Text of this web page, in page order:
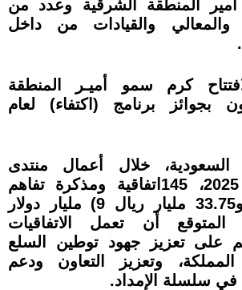
أمير المنطقة الشرقية وعدد من
والقيادات من داخل
كرم سمو أميـر المنطقة
بجوائز برنامج (اكتفاء) لعام
خلال أعمال منتدى
ومعرض اكتفاء 2025، 145اتفاقية ومذكرة تفاهم
تُقدر قيمتها بنحو33.75 مليار ريال 9) مليار دولار
أن تعمل الاتفاقيات
على تعزيز جهود توطين السلع
وتعزيز التعاون ودعم
في سلسلة الإمداد.